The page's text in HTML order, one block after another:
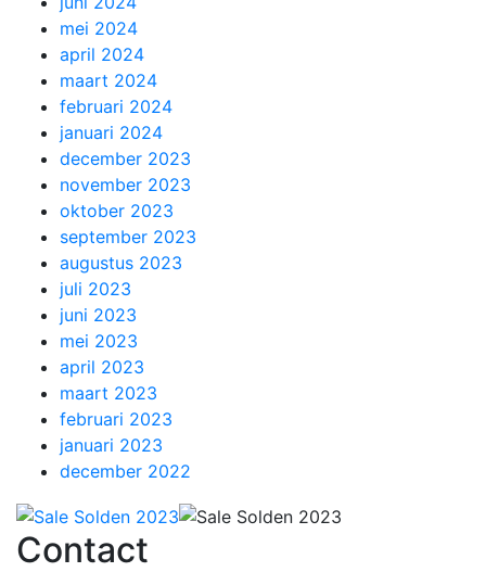
mei 2024
april 2024
maart 2024
februari 2024
januari 2024
december 2023
november 2023
oktober 2023
september 2023
augustus 2023
juli 2023
juni 2023
mei 2023
april 2023
maart 2023
februari 2023
januari 2023
december 2022
Contact